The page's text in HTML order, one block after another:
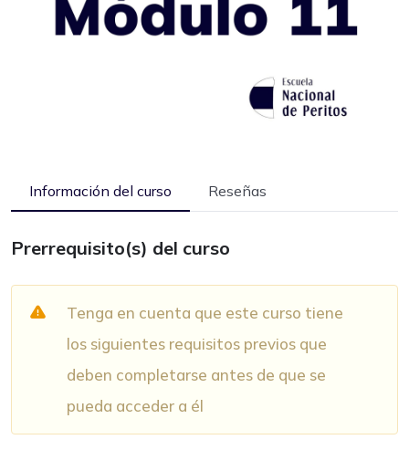
Información del curso Reseñas
Prerrequisito(s) del curso
Tenga en cuenta que este curso tiene
los siguientes requisitos previos que
deben completarse antes de que se
pueda acceder a él